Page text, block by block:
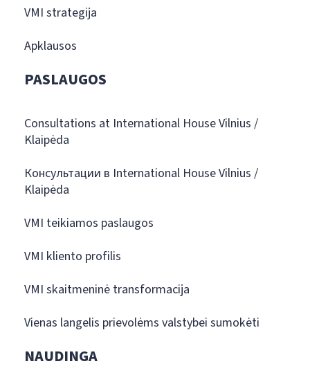
VMI strategija
Apklausos
PASLAUGOS
Consultations at International House Vilnius /
Klaipėda
Консультации в International House Vilnius /
Klaipėda
VMI teikiamos paslaugos
VMI kliento profilis
VMI skaitmeninė transformacija
Vienas langelis prievolėms valstybei sumokėti
NAUDINGA